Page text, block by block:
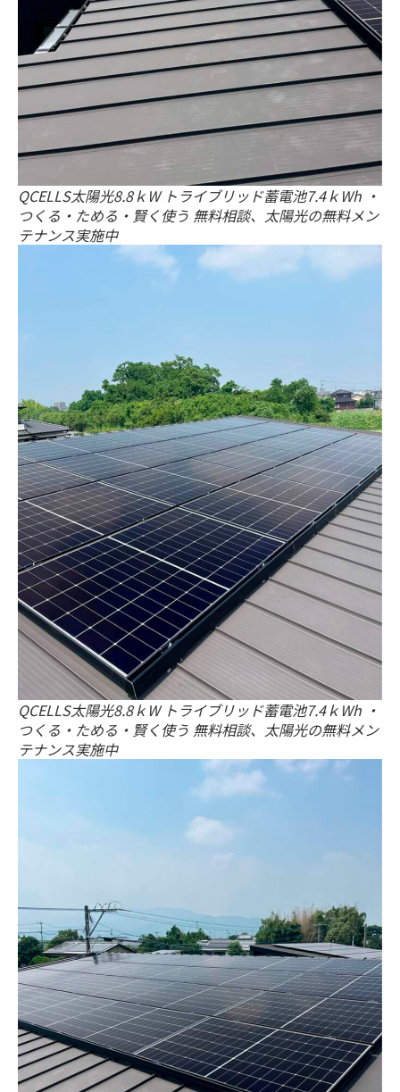
QCELLS太陽光8.8ｋW トライブリッド蓄電池7.4ｋWh ・
つくる・ためる・賢く使う 無料相談、太陽光の無料メン
テナンス実施中
QCELLS太陽光8.8ｋW トライブリッド蓄電池7.4ｋWh ・
つくる・ためる・賢く使う 無料相談、太陽光の無料メン
テナンス実施中